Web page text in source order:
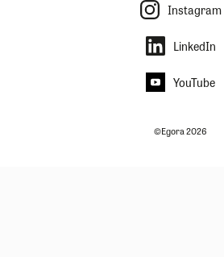
Instagram
LinkedIn
YouTube
©Egora 2026